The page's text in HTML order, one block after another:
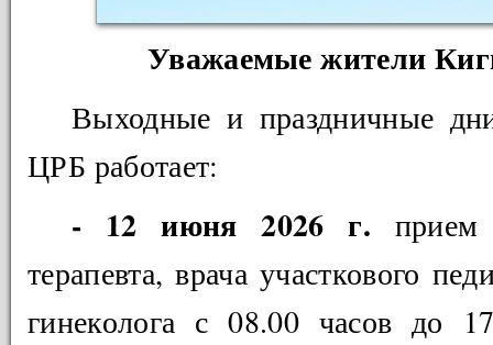
Уважаемые жители
Выходные и праздничные
ЦРБ работает:
- 12 июня 2026 г. прием
терапевта, врача участкового
гинеколога с 08.00 часов до